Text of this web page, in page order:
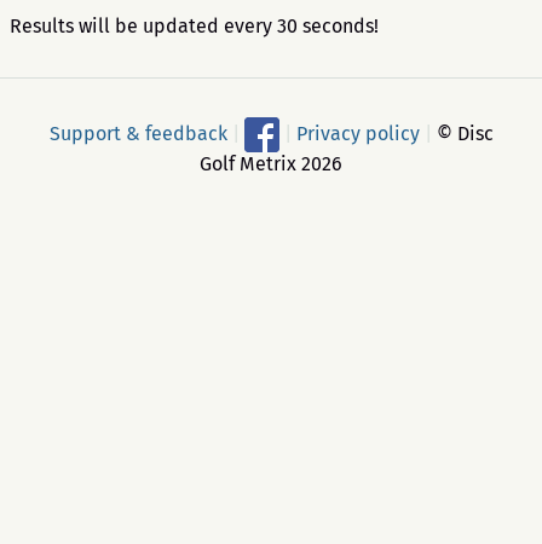
Results will be updated every 30 seconds!
Support & feedback Privacy policy
© Disc
Golf Metrix 2026